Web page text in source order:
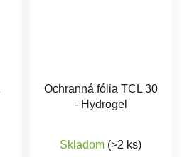
Ochranná fólia TCL 30
- Hydrogel
Skladom (>2 ks)